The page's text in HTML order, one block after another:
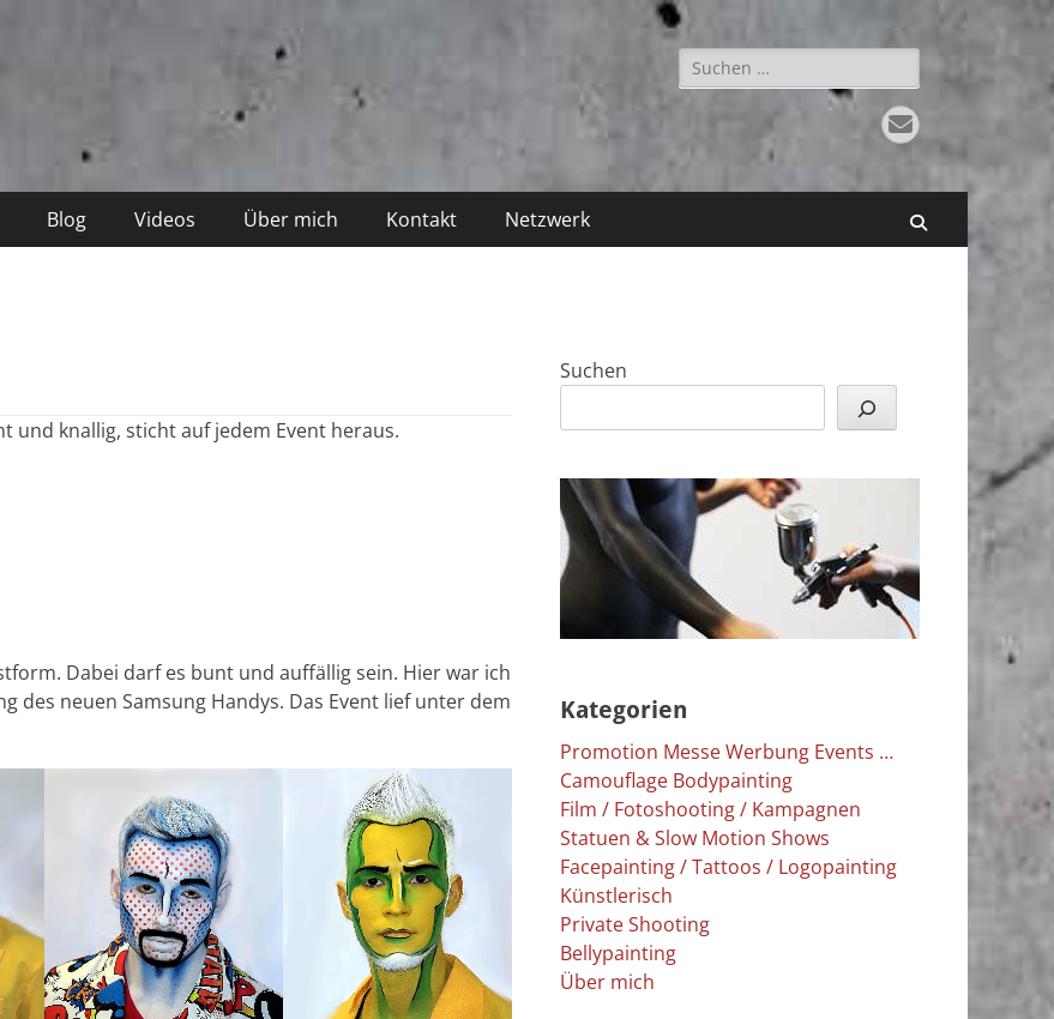
Suchen
nach:
E-
Mail
Blog Videos Über mich Kontakt Netzwerk
und knallig, sticht auf jedem Event heraus.
Dabei darf es bunt und auffällig sein. Hier war ich
des neuen Samsung Handys. Das Event lief unter dem
Suchen
Kategorien
Promotion Messe Werbung Events …
Camouflage Bodypainting
Film / Fotoshooting / Kampagnen
Statuen & Slow Motion Shows
Facepainting / Tattoos / Logopainting
Künstlerisch
Private Shooting
Bellypainting
Über mich